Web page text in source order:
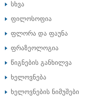
სხვა
ფილოსოფია
ფლორა და ფაუნა
ფრაზეოლოგია
წიგნების განხილვა
ხელოვნება
ხელოვნების ნიმუშები